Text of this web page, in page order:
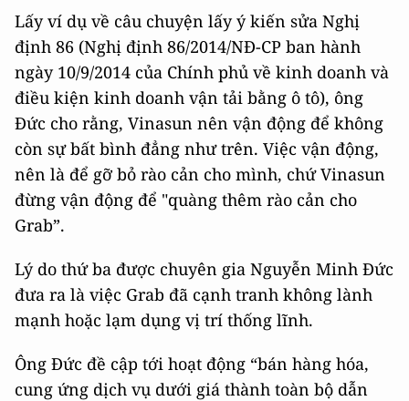
Lấy ví dụ về câu chuyện lấy ý kiến sửa Nghị
định 86 (Nghị định 86/2014/NĐ-CP ban hành
ngày 10/9/2014 của Chính phủ về kinh doanh và
điều kiện kinh doanh vận tải bằng ô tô), ông
Đức cho rằng, Vinasun nên vận động để không
còn sự bất bình đẳng như trên. Việc vận động,
nên là để gỡ bỏ rào cản cho mình, chứ Vinasun
đừng vận động để "quàng thêm rào cản cho
Grab”.
Lý do thứ ba được chuyên gia Nguyễn Minh Đức
đưa ra là việc Grab đã cạnh tranh không lành
mạnh hoặc lạm dụng vị trí thống lĩnh.
Ông Đức đề cập tới hoạt động “bán hàng hóa,
cung ứng dịch vụ dưới giá thành toàn bộ dẫn